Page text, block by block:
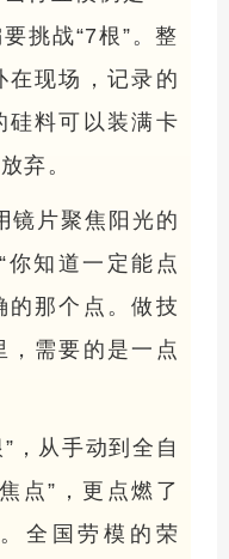
挑战“7根”。整
在现场，记录的
硅料可以装满卡
弃。
镜片聚焦阳光的
你知道一定能点
的那个点。做技
，需要的是一点
，从手动到全自
点”，更点燃了
全国劳模的荣